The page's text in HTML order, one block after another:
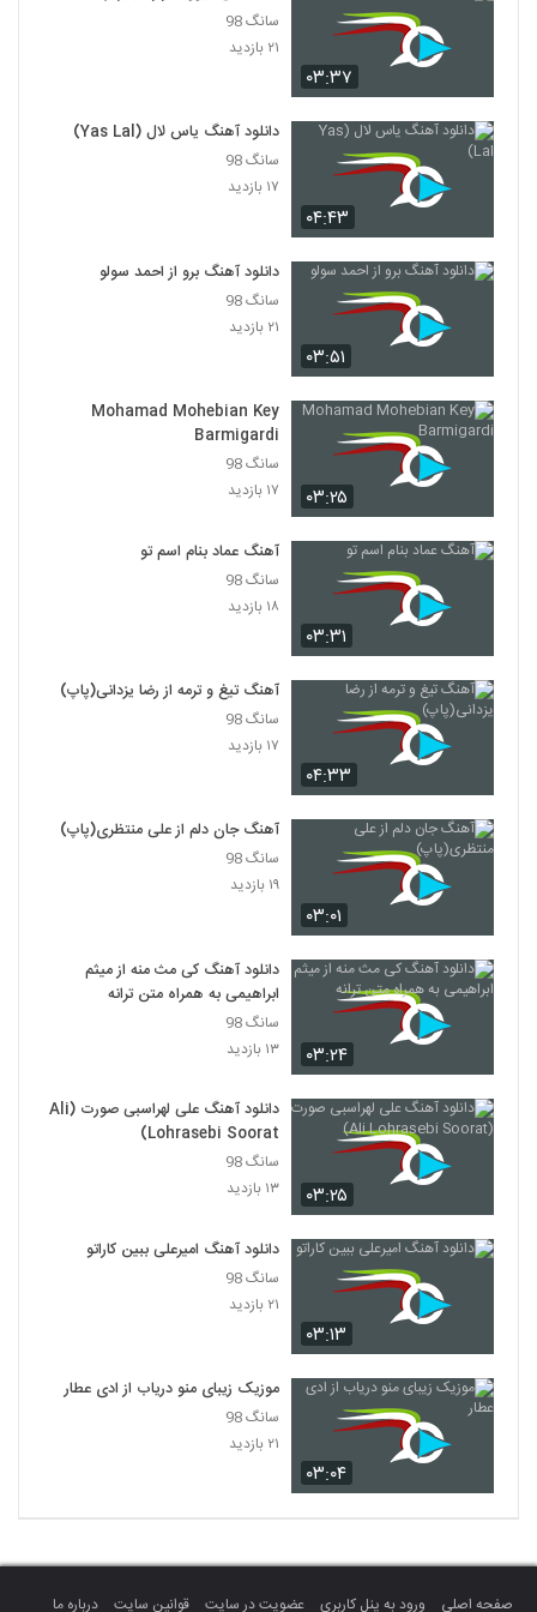
۰۳:۳۷
سانگ 98
۲۱ بازدید
۰۴:۴۳
دانلود آهنگ یاس لال (Yas Lal)
سانگ 98
۱۷ بازدید
۰۳:۵۱
دانلود آهنگ برو از احمد سولو
سانگ 98
۲۱ بازدید
۰۳:۲۵
Mohamad Mohebian Key
Barmigardi
سانگ 98
۱۷ بازدید
۰۳:۳۱
آهنگ عماد بنام اسم تو
سانگ 98
۱۸ بازدید
۰۴:۳۳
آهنگ تیغ و ترمه از رضا یزدانی(پاپ)
سانگ 98
۱۷ بازدید
۰۳:۰۱
آهنگ جان دلم از علی منتظری(پاپ)
سانگ 98
۱۹ بازدید
۰۳:۲۴
دانلود آهنگ کی مث منه از میثم
ابراهیمی به همراه متن ترانه
سانگ 98
۱۳ بازدید
۰۳:۲۵
دانلود آهنگ علی لهراسبی صورت (Ali
Lohrasebi Soorat)
سانگ 98
۱۳ بازدید
۰۳:۱۳
دانلود آهنگ امیرعلی ببین کاراتو
سانگ 98
۲۱ بازدید
۰۳:۰۴
موزیک زیبای منو دریاب از ادی عطار
سانگ 98
۲۱ بازدید
صفحه اصلی ورود به پنل کاربری عضویت در سایت قوانین سایت درباره ما